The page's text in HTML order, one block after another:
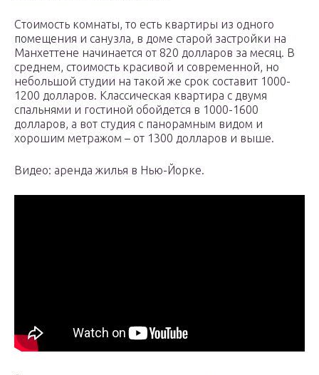
Стоимость комнаты, то есть квартиры из одного
помещения и санузла, в доме старой застройки на
Манхеттене начинается от 820 долларов за месяц. В
среднем, стоимость красивой и современной, но
небольшой студии на такой же срок составит 1000-
1200 долларов. Классическая квартира с двумя
спальнями и гостиной обойдется в 1000-1600
долларов, а вот студия с панорамным видом и
хорошим метражом – от 1300 долларов и выше.
Видео: аренда жилья в Нью-Йорке.